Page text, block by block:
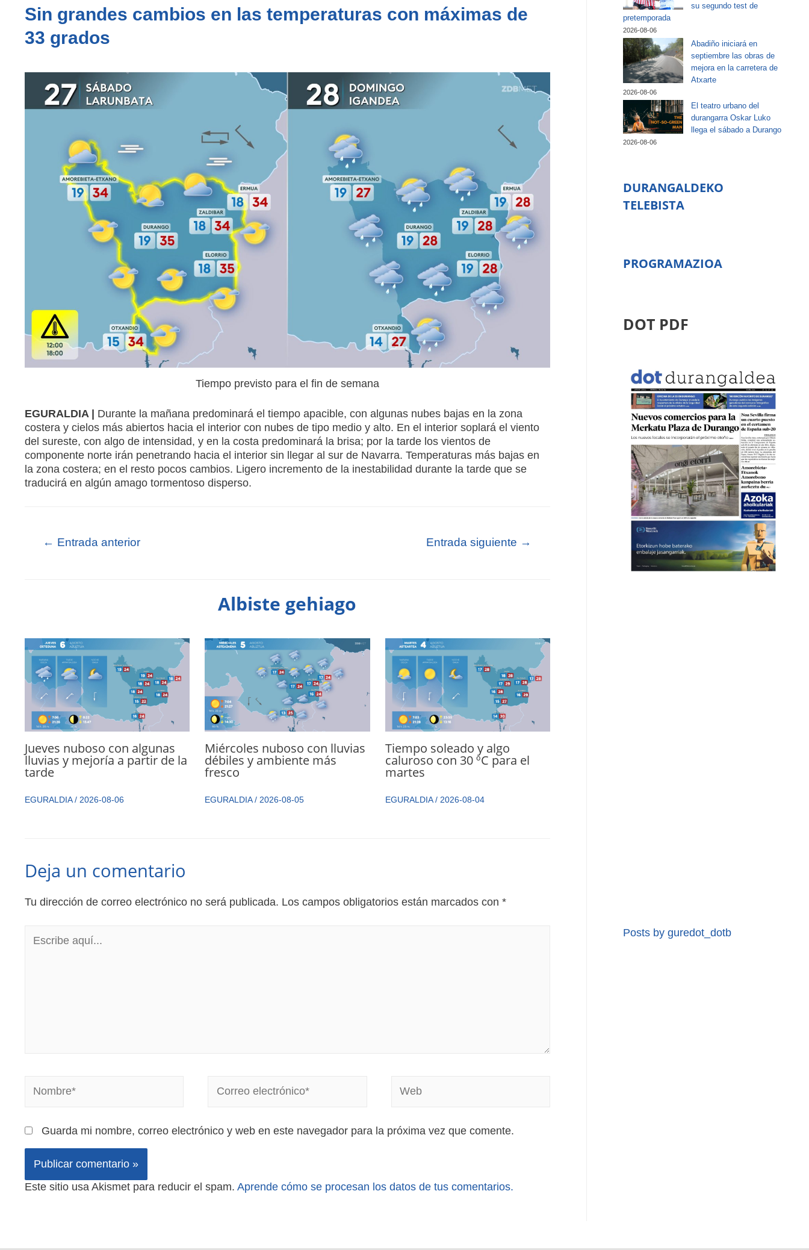
Sin grandes cambios en las temperaturas con máximas de
33 grados
Tiempo previsto para el fin de semana
EGURALDIA | Durante la mañana predominará el tiempo apacible, con algunas nubes bajas en la zona
costera y cielos más abiertos hacia el interior con nubes de tipo medio y alto. En el interior soplará el viento
del sureste, con algo de intensidad, y en la costa predominará la brisa; por la tarde los vientos de
componente norte irán penetrando hacia el interior sin llegar al sur de Navarra. Temperaturas más bajas en
la zona costera; en el resto pocos cambios. Ligero incremento de la inestabilidad durante la tarde que se
traducirá en algún amago tormentoso disperso.
← Entrada anterior Entrada siguiente →
Albiste gehiago
Jueves nuboso con algunas
lluvias y mejoría a partir de la
tarde
EGURALDIA/ 2026-08-06
Miércoles nuboso con lluvias
débiles y ambiente más
fresco
EGURALDIA/ 2026-08-05
Tiempo soleado y algo
caluroso con 30 ºC para el
martes
EGURALDIA/ 2026-08-04
Deja un comentario
Tu dirección de correo electrónico no será publicada. Los campos obligatorios están marcados con *
Guarda mi nombre, correo electrónico y web en este navegador para la próxima vez que comente.
Este sitio usa Akismet para reducir el spam. Aprende cómo se procesan los datos de tus comentarios.
su segundo test de
pretemporada
2026-08-06
Abadiño iniciará en
septiembre las obras de
mejora en la carretera de
Atxarte
2026-08-06
El teatro urbano del
durangarra Oskar Luko
llega el sábado a Durango
2026-08-06
DURANGALDEKO
TELEBISTA
PROGRAMAZIOA
DOT PDF
Posts by guredot_dotb